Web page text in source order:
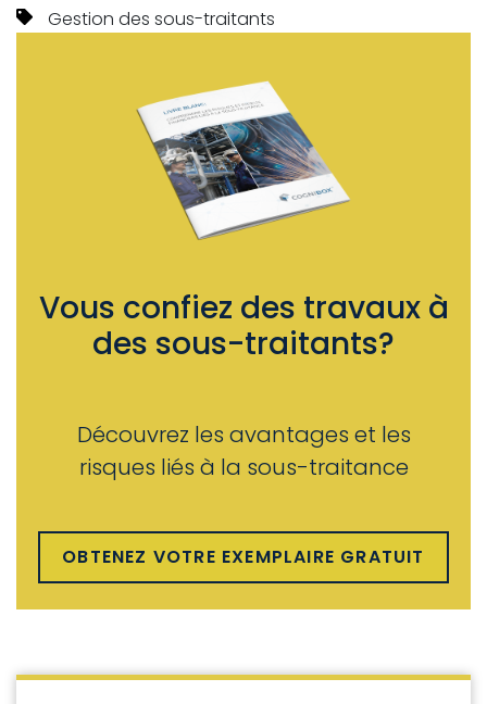
Gestion des sous-traitants
Vous confiez des travaux à
des sous-traitants?
Découvrez les avantages et les
risques liés à la sous-traitance
OBTENEZ VOTRE EXEMPLAIRE GRATUIT